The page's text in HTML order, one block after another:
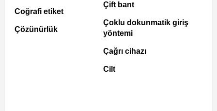
Coğrafi etiket
Çözünürlük
Çift bant
Çoklu dokunmatik giriş
yöntemi
Çağrı cihazı
Cilt